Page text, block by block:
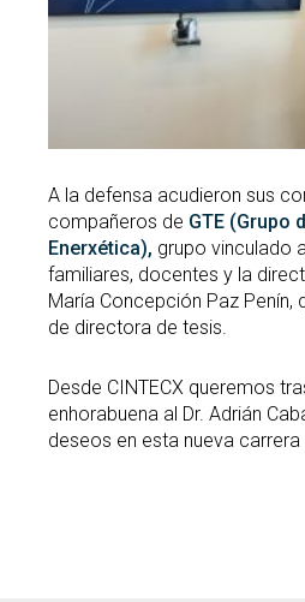
A la defensa acudieron sus
compañeros de GTE (Grupo
Enerxética), grupo vinculado
familiares, docentes y la
María Concepción Paz Penín,
de directora de tesis.
Desde CINTECX queremos
enhorabuena al Dr. Adrián
deseos en esta nueva